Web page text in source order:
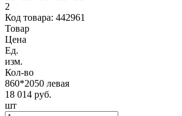
2
Код товара: 442961
Товар
Цена
Ед.
изм.
Кол-во
860*2050 левая
18 014 руб.
шт